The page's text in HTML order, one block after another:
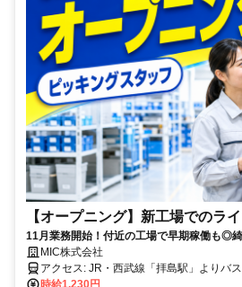
【オープニング】新工場でのラ
11月業務開始！付近の工場で早期稼働も◎
MIC株式会社
アクセス: JR・西武線「拝島駅」よりバスで4駅、「玉見ヶ崎」停留
所下車、徒歩約10分 JR・西武線「拝島
時給1,230円